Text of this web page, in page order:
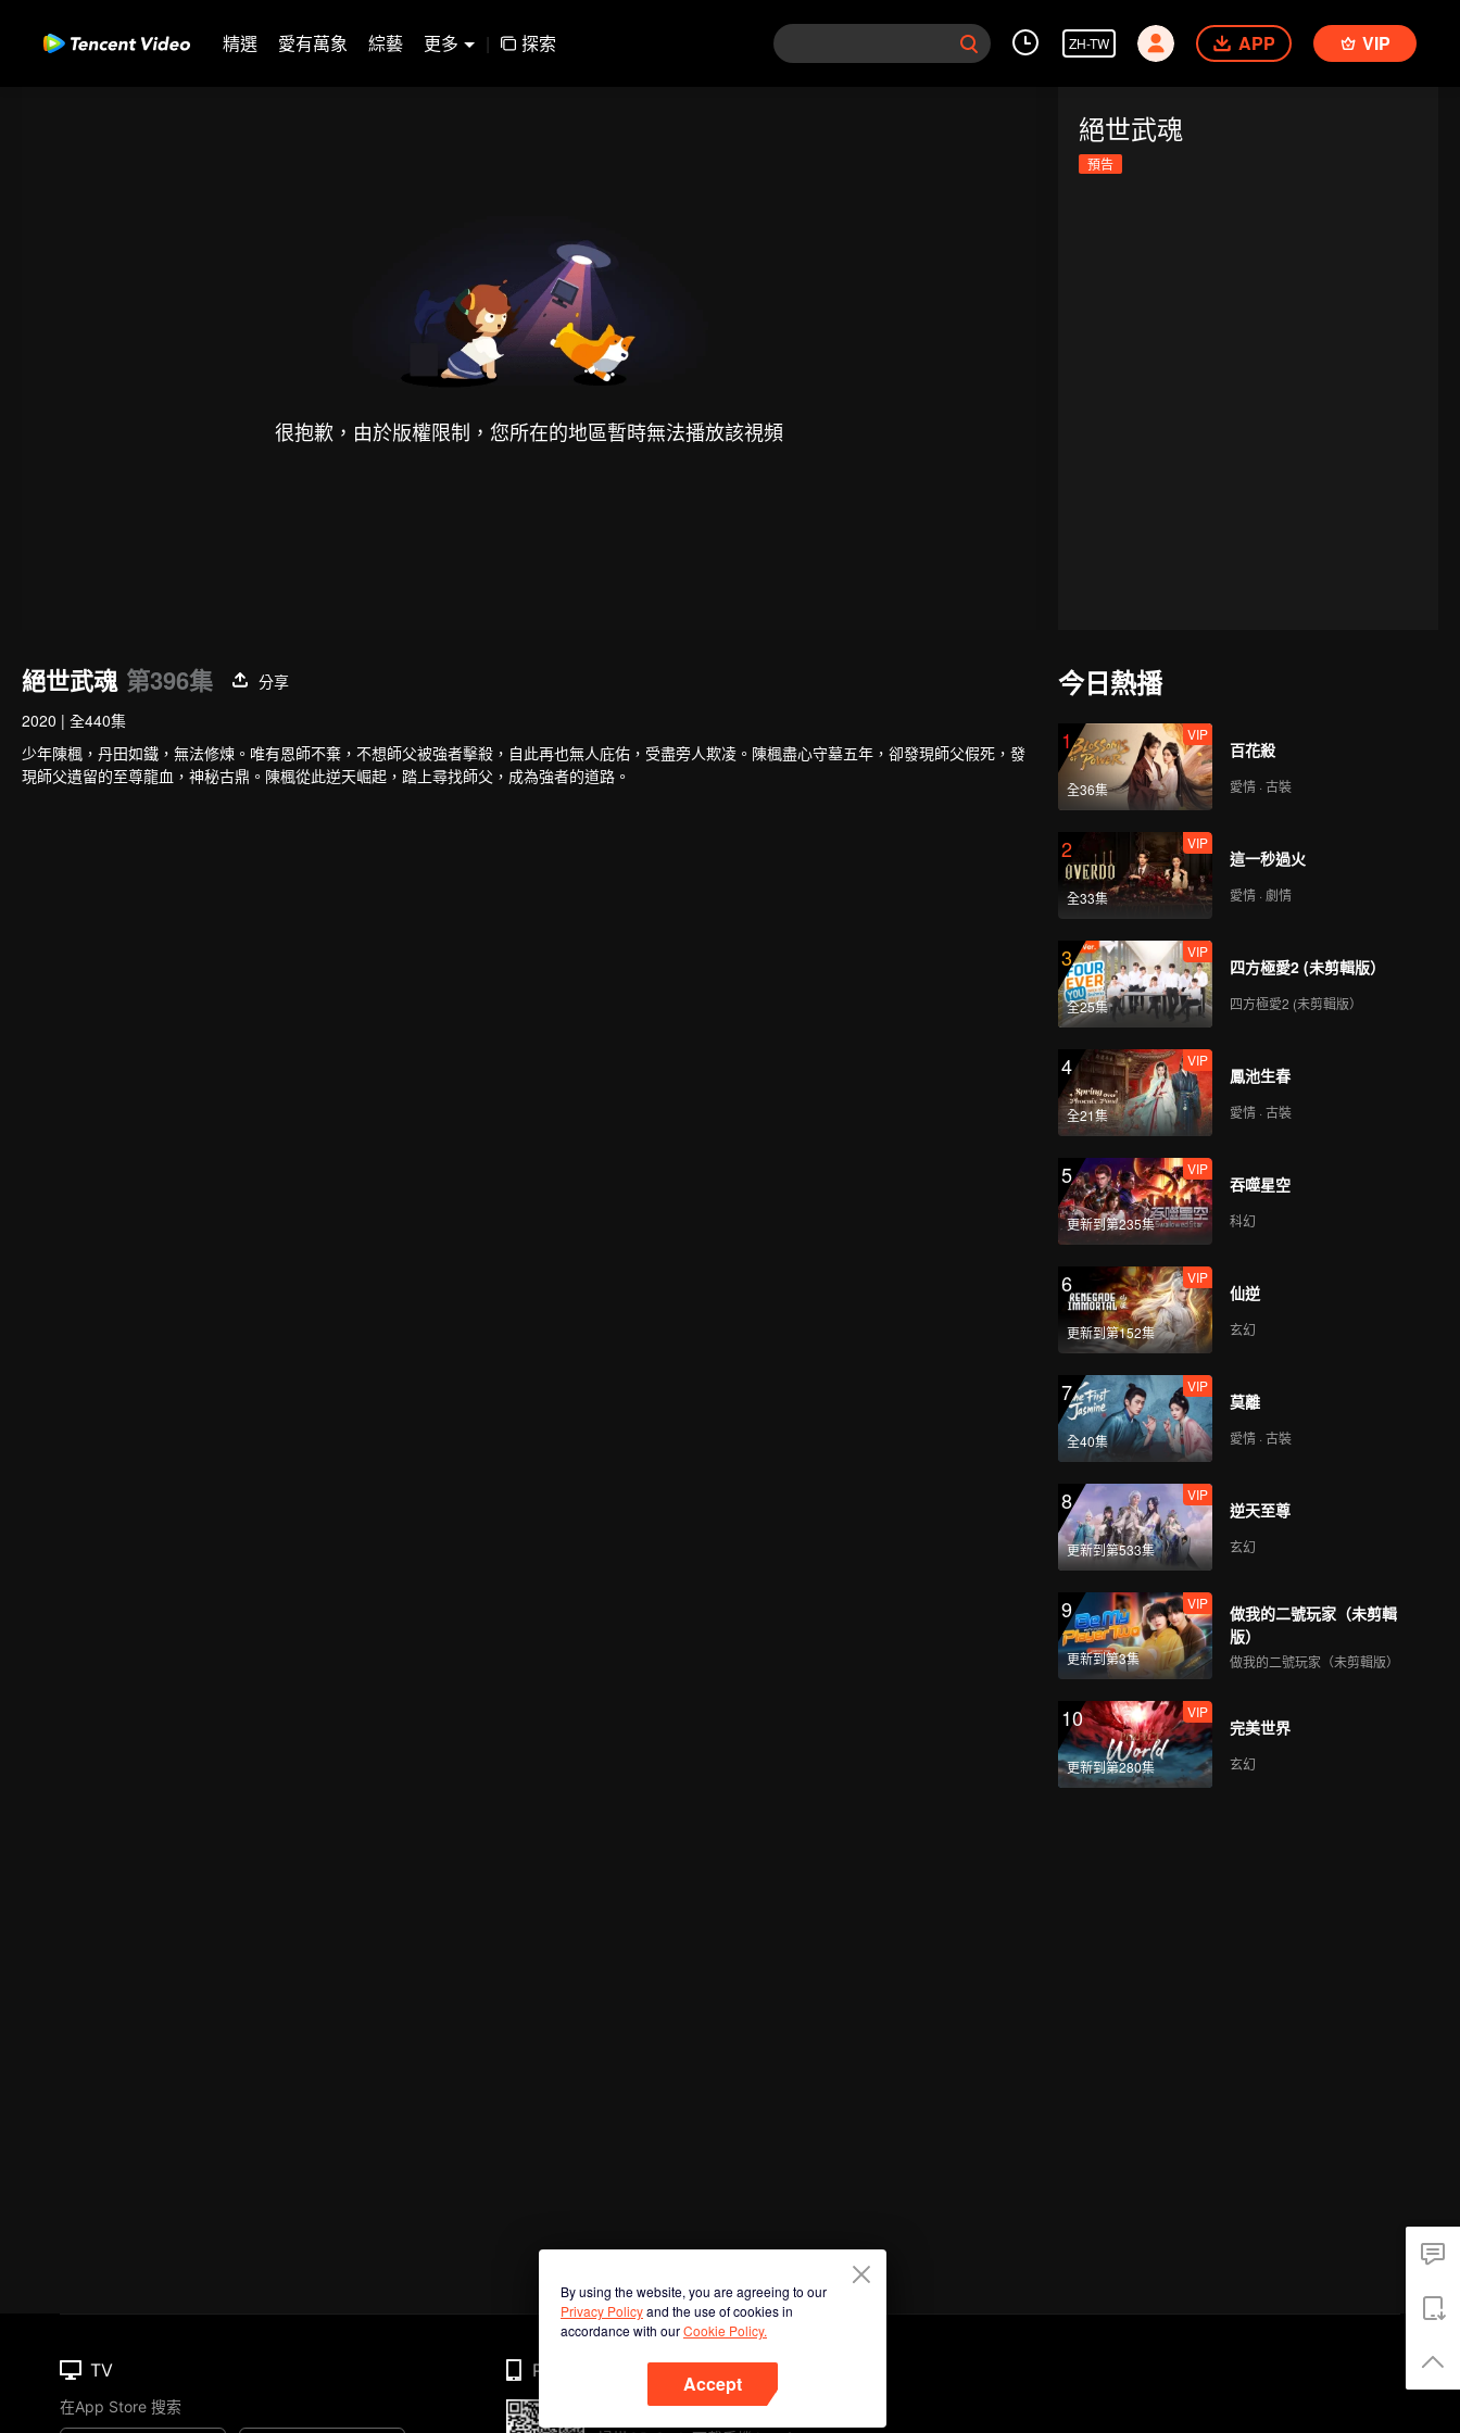
精選 愛有萬象 綜藝 更多 | 探索 ZH-TW APP VIP
很抱歉，由於版權限制，您所在的地區暫時無法播放該視頻
絕世武魂
預告
絕世武魂 第396集
分享
2020 | 全440集
少年陳楓，丹田如鐵，無法修煉。唯有恩師不棄，不想師父被強者擊殺，自此再也無人庇佑，受盡旁人欺凌。陳楓盡心守墓五年，卻發現師父假死，發
現師父遺留的至尊龍血，神秘古鼎。陳楓從此逆天崛起，踏上尋找師父，成為強者的道路。
今日熱播
1
全36集
VIP
百花殺
愛情 · 古裝
2
全33集
VIP
這一秒過火
愛情 · 劇情
3
全25集
VIP
四方極愛2 (未剪輯版）
四方極愛2 (未剪輯版）
4
全21集
VIP
鳳池生春
愛情 · 古裝
5
更新到第235集
VIP
吞噬星空
科幻
6
更新到第152集
VIP
仙逆
玄幻
7
全40集
VIP
莫離
愛情 · 古裝
8
更新到第533集
VIP
逆天至尊
玄幻
9
更新到第3集
VIP
做我的二號玩家（未剪輯
版）
做我的二號玩家（未剪輯版）
10
更新到第280集
VIP
完美世界
玄幻
By using the website, you are agreeing to our
Privacy Policyand the use of cookies in
accordance with ourCookie Policy.
Accept
TV
在App Store 搜索
Phone